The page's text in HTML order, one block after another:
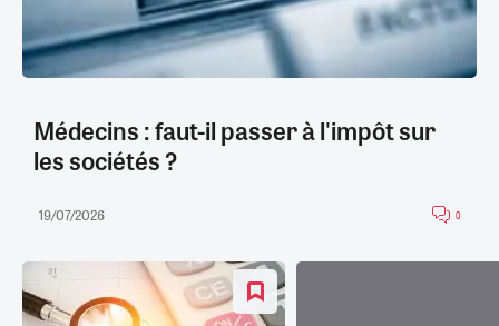
Médecins : faut-il passer à l'impôt sur
les sociétés ?
19/07/2026 0